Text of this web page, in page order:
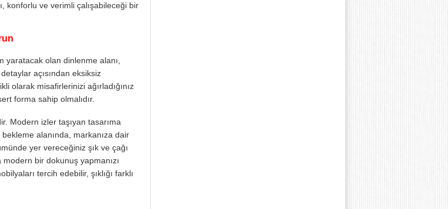
konforlu ve verimli çalışabileceği bir
yaratacak olan dinlenme alanı,
açısından eksiksiz
olarak misafirlerinizi ağırladığınız
forma sahip olmalıdır.
Modern izler taşıyan tasarıma
alanında, markanıza dair
yer vereceğiniz şık ve çağı
bir dokunuş yapmanızı
tercih edebilir, şıklığı farklı